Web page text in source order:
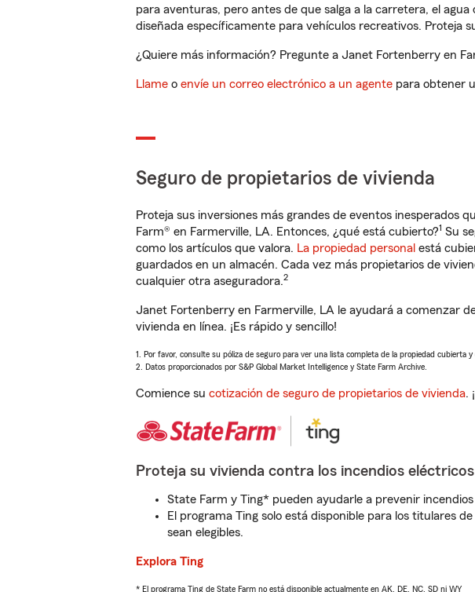
para aventuras, pero antes de que salga a la carretera, el
diseñada específicamente para vehículos recreativos. Proteja
¿Quiere más información? Pregunte a Janet Fortenberry en
Llame o envíe un correo electrónico a un agente para obtener
Seguro de propietarios de vivienda
Proteja sus inversiones más grandes de eventos inesperados
Farm® en Farmerville, LA. Entonces, ¿qué está cubierto?1 Su
como los artículos que valora. La propiedad personal está
guardados en un almacén. Cada vez más propietarios de
cualquier otra aseguradora.2
Janet Fortenberry en Farmerville, LA le ayudará a comenzar
vivienda en línea. ¡Es rápido y sencillo!
1. Por favor, consulte su póliza de seguro para ver una lista completa de la propiedad cubierta y
2. Datos proporcionados por S&P Global Market Intelligence y State Farm Archive.
Comience su cotización de seguro de propietarios de vivienda.
Proteja su vivienda contra los incendios eléctricos
State Farm y Ting* pueden ayudarle a prevenir
El programa Ting solo está disponible para los titulares
sean elegibles.
Explora Ting
* El programa Ting de State Farm no está disponible actualmente en AK, DE, NC, SD ni WY